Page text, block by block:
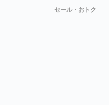
セール・おトク